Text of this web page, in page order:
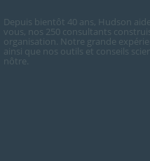
Depuis bientôt 40 ans, Hudson
vous, nos 250 consultants
organisation. Notre grande
ainsi que nos outils et conseils
nôtre.